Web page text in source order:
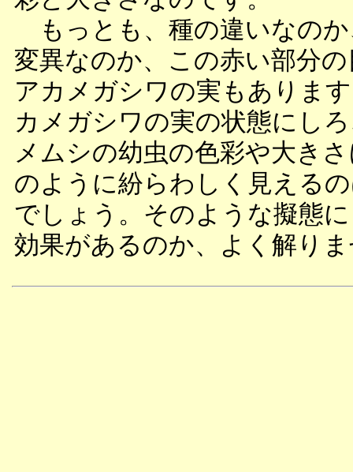
もっとも、種の違いなの
変異なのか、この赤い部分
アカメガシワの実もありま
カメガシワの実の状態にし
メムシの幼虫の色彩や大き
のように紛らわしく見える
でしょう。そのような擬態
効果があるのか、よく解り